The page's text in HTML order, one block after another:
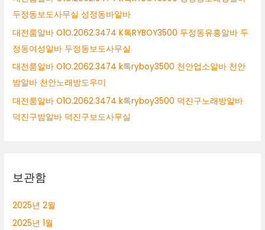
두정동보도사무실 성정동바알바
대전룸알바 O1O.2062.3474 K톡RYBOY3500 두정동유흥알바 두
정동여성알바 두정동보도사무실
대전룸알바 O1O.2062.3474 k톡ryboy3500 천안업소알바 천안
밤알바 천안노래방도우미
대전룸알바 O1O.2062.3474 k톡ryboy3500 덕진구노래방알바
덕진구밤알바 덕진구보도사무실
보관함
2025년 2월
2025년 1월